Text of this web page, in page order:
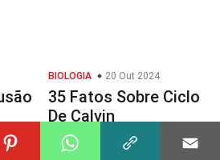
BIOLOGIA 20 Out 2024
35 Fatos Sobre Ciclo
De Calvin